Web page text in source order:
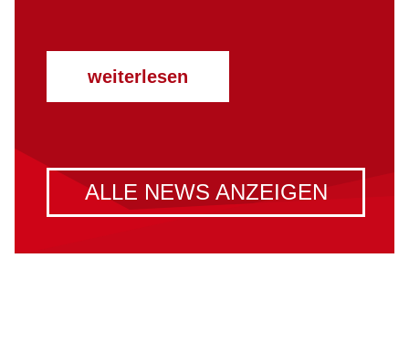
weiterlesen
ALLE NEWS ANZEIGEN